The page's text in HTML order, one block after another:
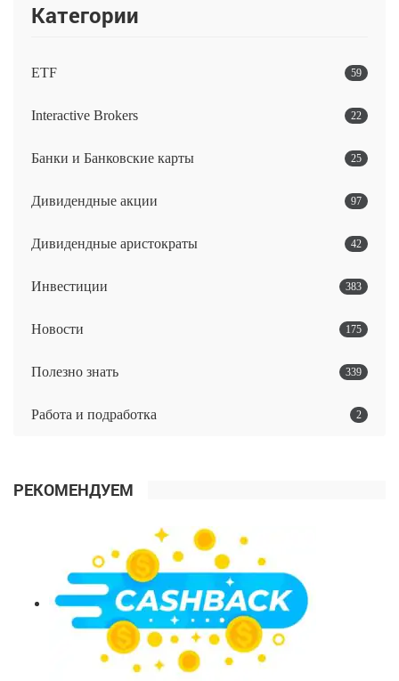
Категории
ETF 59
Interactive Brokers 22
Банки и Банковские карты 25
Дивидендные акции 97
Дивидендные аристократы 42
Инвестиции 383
Новости 175
Полезно знать 339
Работа и подработка 2
РЕКОМЕНДУЕМ